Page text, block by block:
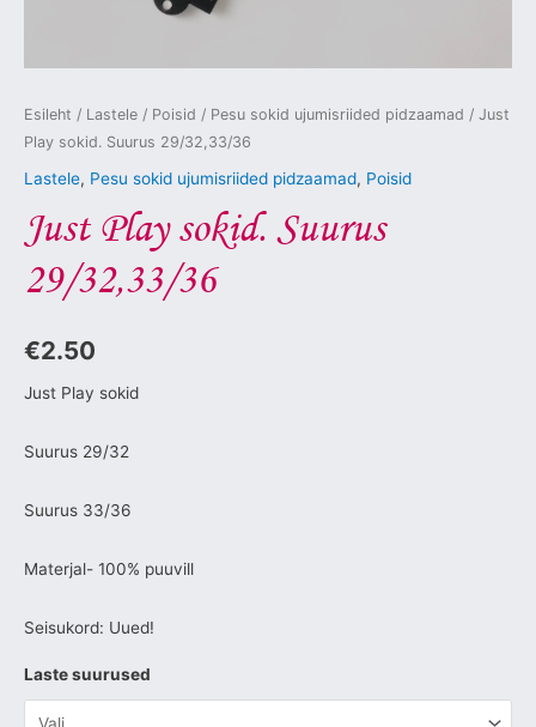
Esileht / Lastele / Poisid / Pesu sokid ujumisriided pidzaamad / Just
Play sokid. Suurus 29/32,33/36
Lastele, Pesu sokid ujumisriided pidzaamad, Poisid
Just Play sokid. Suurus
29/32,33/36
€2.50
Just Play sokid
Suurus 29/32
Suurus 33/36
Materjal- 100% puuvill
Seisukord: Uued!
Laste suurused